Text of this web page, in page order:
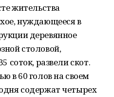
жительства
нуждающееся в
деревянное
столовой,
соток, развели скот.
в 60 голов на своем
содержат четырех